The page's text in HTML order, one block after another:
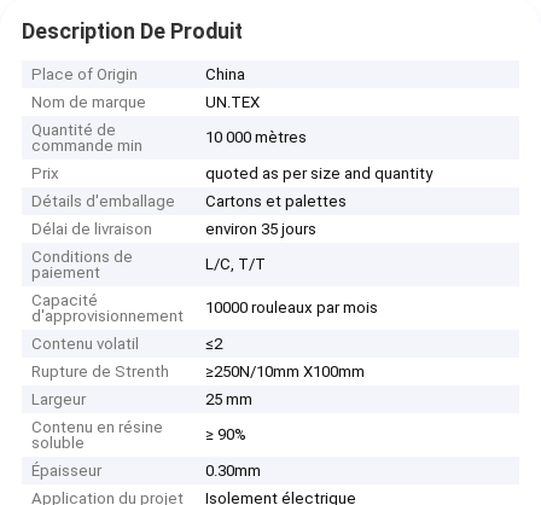
Description De Produit
Place of Origin
China
Nom de marque
UN.TEX
Quantité de
commande min
10 000 mètres
Prix
quoted as per size and quantity
Détails d'emballage
Cartons et palettes
Délai de livraison
environ 35 jours
Conditions de
paiement
L/C, T/T
Capacité
d'approvisionnement
10000 rouleaux par mois
Contenu volatil
≤2
Rupture de Strenth
≥250N/10mm X100mm
Largeur
25 mm
Contenu en résine
soluble
≥ 90%
Épaisseur
0.30mm
Application du projet
Isolement électrique